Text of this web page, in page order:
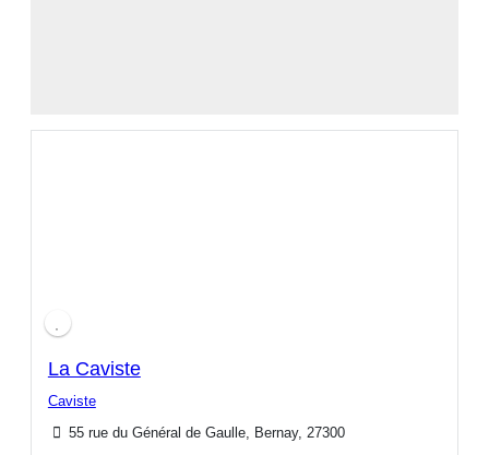
La Caviste
Caviste
55 rue du Général de Gaulle, Bernay, 27300